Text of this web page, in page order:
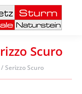
Scuro
Serizzo Scuro